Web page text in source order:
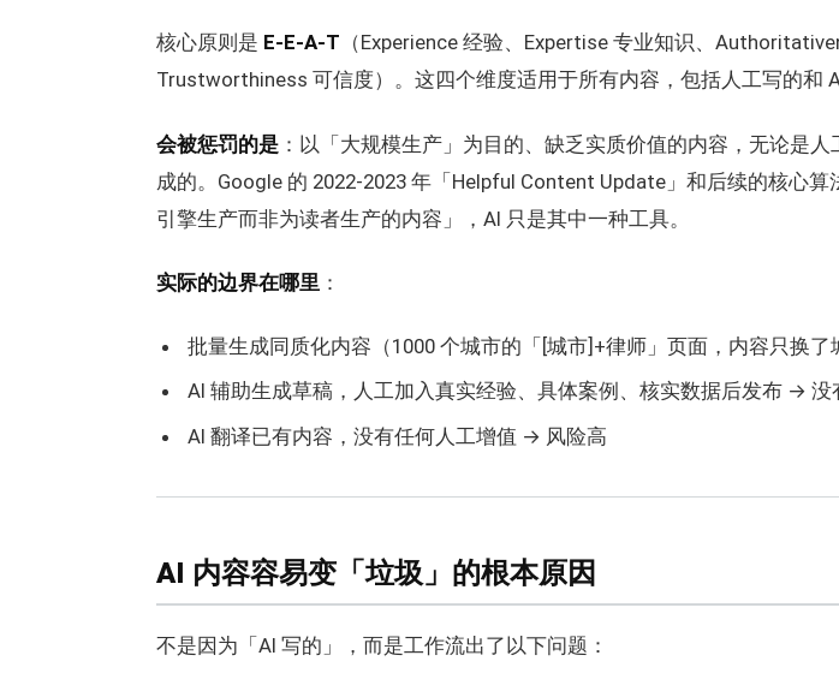
核心原则是 E-E-A-T （Experience 经验、Expertise 专业知识、
Trustworthiness 可信度）。这四个维度适用于所有内容，包括人工写的和
会被惩罚的是 ：以「大规模生产」为目的、缺乏实质价值的内容，无论是人
成的。Google 的 2022-2023 年「Helpful Content Update」和后续的核心
引擎生产而非为读者生产的内容」，AI 只是其中一种工具。
实际的边界在哪里 ：
批量生成同质化内容（1000 个城市的「[城市]+律师」页面，内容只换
AI 辅助生成草稿，人工加入真实经验、具体案例、核实数据后发布 → 没
AI 翻译已有内容，没有任何人工增值 → 风险高
AI 内容容易变「垃圾」的根本原因
不是因为「AI 写的」，而是工作流出了以下问题：